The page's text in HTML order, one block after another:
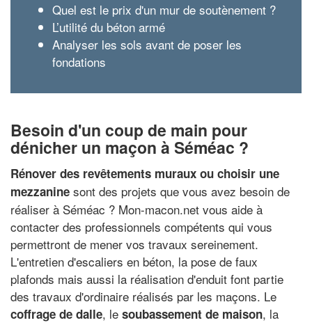
Quel est le prix d'un mur de soutènement ?
L’utilité du béton armé
Analyser les sols avant de poser les
fondations
Besoin d'un coup de main pour
dénicher un maçon à Séméac ?
Rénover des revêtements muraux ou choisir une
mezzanine sont des projets que vous avez besoin de
réaliser à Séméac ? Mon-macon.net vous aide à
contacter des professionnels compétents qui vous
permettront de mener vos travaux sereinement.
L'entretien d'escaliers en béton, la pose de faux
plafonds mais aussi la réalisation d'enduit font partie
des travaux d'ordinaire réalisés par les maçons. Le
coffrage de dalle, le soubassement de maison, la